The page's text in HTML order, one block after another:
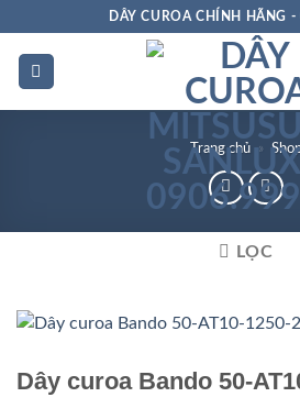
dung
DÂY CUROA CHÍNH HÃNG
Trang chủ »
LỌC
Dây curoa Bando 50-